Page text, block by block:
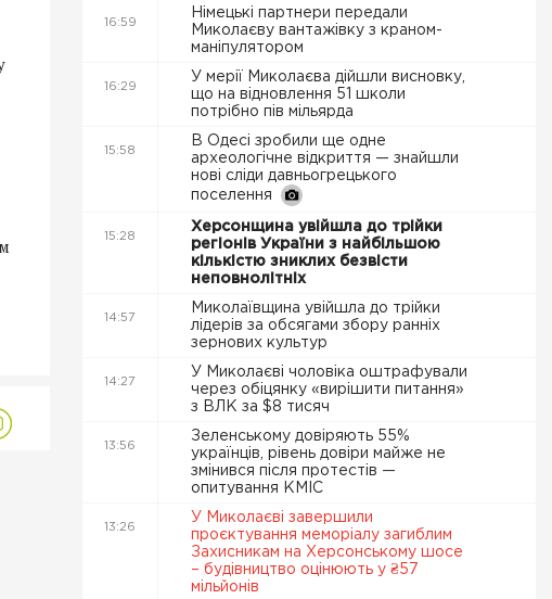
16:59
Німецькі партнери передали
Миколаєву вантажівку з краном-
маніпулятором
16:29
У мерії Миколаєва дійшли висновку,
що на відновлення 51 школи
потрібно пів мільярда
15:58
В Одесі зробили ще одне
археологічне відкриття — знайшли
нові сліди давньогрецького
поселення
15:28
Херсонщина увійшла до трійки
регіонів України з найбільшою
кількістю зниклих безвісти
неповнолітніх
14:57
Миколаївщина увійшла до трійки
лідерів за обсягами збору ранніх
зернових культур
14:27
У Миколаєві чоловіка оштрафували
через обіцянку «вирішити питання»
з ВЛК за $8 тисяч
13:56
Зеленському довіряють 55%
українців, рівень довіри майже не
змінився після протестів —
опитування КМІС
13:26
У Миколаєві завершили
проєктування меморіалу загиблим
Захисникам на Херсонському шосе
– будівництво оцінюють у ₴57
мільйонів